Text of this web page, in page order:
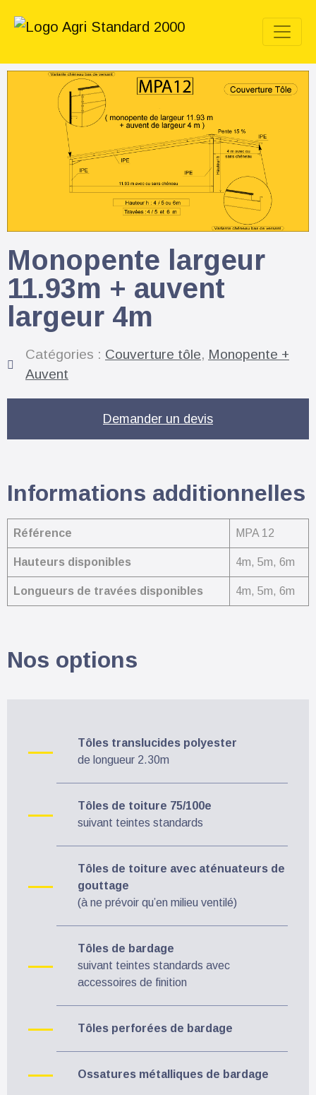
Monopente largeur
11.93m + auvent
largeur 4m
Catégories : Couverture tôle, Monopente +
Auvent
Demander un devis
Informations additionnelles
Référence MPA 12
Hauteurs disponibles 4m, 5m, 6m
Longueurs de travées disponibles 4m, 5m, 6m
Nos options
Tôles translucides polyester
de longueur 2.30m
Tôles de toiture 75/100e
suivant teintes standards
Tôles de toiture avec aténuateurs de
gouttage
(à ne prévoir qu’en milieu ventilé)
Tôles de bardage
suivant teintes standards avec
accessoires de finition
Tôles perforées de bardage
Ossatures métalliques de bardage